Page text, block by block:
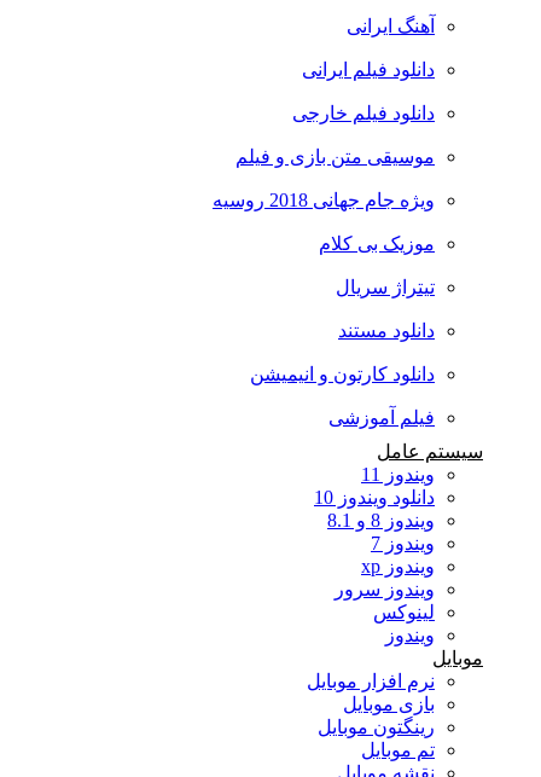
آهنگ ایرانی
دانلود فیلم ایرانی
دانلود فیلم خارجی
موسیقی متن بازی و فیلم
ویژه جام جهانی 2018 روسیه
موزیک بی کلام
تیتراژ سریال
دانلود مستند
دانلود کارتون و انیمیشن
فیلم آموزشی
سیستم عامل
ویندوز 11
دانلود ویندوز 10
ویندوز 8 و 8.1
ویندوز 7
ویندوز xp
ویندوز سرور
لینوکس
ویندوز
موبایل
نرم افزار موبایل
بازی موبایل
رینگتون موبایل
تم موبایل
نقشه موبایل